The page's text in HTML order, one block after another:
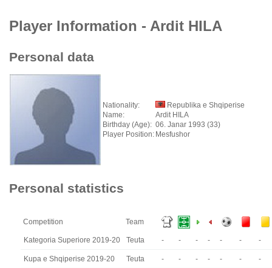
Player Information - Ardit HILA
Personal data
Nationality:
Republika e Shqiperise
Name:
Ardit HILA
Birthday (Age): 06. Janar 1993 (33)
Player Position: Mesfushor
Personal statistics
Competition Team
Kategoria Superiore 2019-20 Teuta - - - - - - -
Kupa e Shqiperise 2019-20 Teuta - - - - - - -